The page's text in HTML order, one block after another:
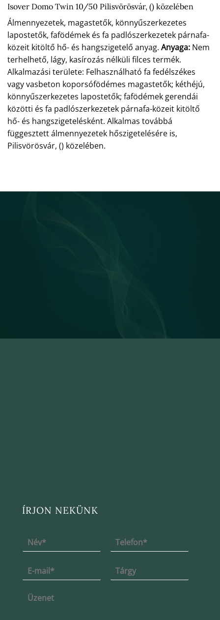
Isover Domo Twin 10/50 Pilisvörösvár, () közelében
Álmennyezetek, magastetők, könnyűszerkezetes
lapostetők, fafödémek és fa padlószerkezetek párnafa-
közeit kitöltő hő- és hangszigetelő anyag. Anyaga: Nem
terhelhető, lágy, kasírozás nélküli filces termék.
Alkalmazási területe: Felhasználható fa fedélszékes
vagy vasbeton koporsófödémes magastetők; kéthéjú,
könnyűszerkezetes lapostetők; fafödémek gerendái
közötti és fa padlószerkezetek párnafa-közeit kitöltő
hő- és hangszigetelésként. Alkalmas továbbá
függesztett álmennyezetek hőszigetelésére is,
Pilisvörösvár, () közelében.
ÍRJON NEKÜNK